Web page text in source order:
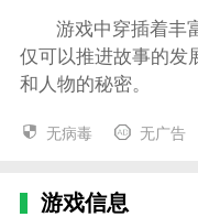
游戏中穿插着丰
仅可以推进故事的发
和人物的秘密。
恐怖奶奶2联机版
被包围时，它更加流
无病毒 无广告
游戏信息